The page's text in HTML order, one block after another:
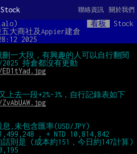
Stock 關於我們
聯絡資訊
看板
Stock
大商社及Appier建倉
2025